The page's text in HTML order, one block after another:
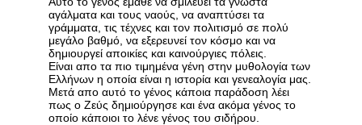
αγάλματα και τους ναούς, να αναπτύσει τα
γράμματα, τις τέχνες και τον πολιτισμό σε πολύ
μεγάλο βαθμό, να εξερευνεί τον κόσμο και να
δημιουργεί αποικίες και καινούργιες πόλεις.
Είναι απο τα πιο τιμημένα γένη στην μυθολογία των
Ελλήνων η οποία είναι η ιστορία και γενεαλογία μας.
Μετά απο αυτό το γένος κάποια παράδοση λέει
πως ο Ζεύς δημιούργησε και ένα ακόμα γένος το
οποίο κάποιοι το λένε γένος του σιδήρου.